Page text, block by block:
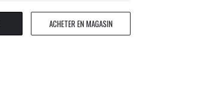
ACHETER EN MAGASIN